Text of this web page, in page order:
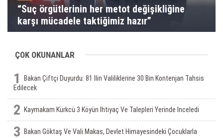
“Suç örgütlerinin her metot değişikliğine
karşı mücadele taktiğimiz hazır”
ÇOK OKUNANLAR
1
Bakan Çiftçi Duyurdu: 81 Ilin Valiliklerine 30 Bin Kontenjan Tahsis
Edilecek
2 Kaymakam Kürkcü 3 Köyün Ihtiyaç Ve Talepleri Yerinde Inceledi
3
Bakan Göktaş Ve Vali Makas, Devlet Himayesindeki Çocuklarla